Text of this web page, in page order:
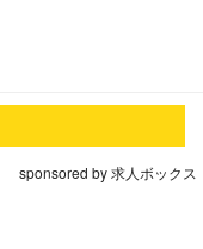
sponsored by 求人ボックス